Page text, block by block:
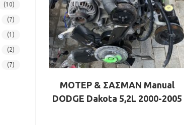
ΜΟΤΕΡ & ΣΑΣΜΑΝ Manual
DODGE Dakota 5,2L 2000-2005
(10)
(7)
(1)
(2)
(7)